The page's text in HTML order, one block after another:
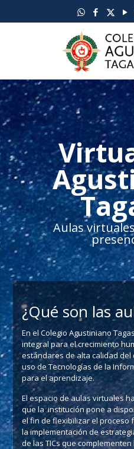
Aulas
¿Qué son las
En el Colegio Agustiniano
integral para el crecimiento
estándares de alta calidad del
uso de Tecnologías de la
para el aprendizaje.
El espacio de aulas virtuales
que la institución pone a
el fin de flexibilizar el proceso
la implementación de
de las TICs que